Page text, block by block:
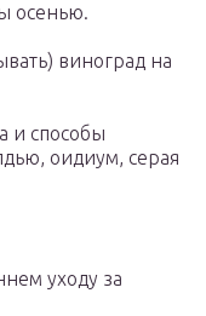
осенью.
виноград на
и способы
оидиум, серая
уходу за